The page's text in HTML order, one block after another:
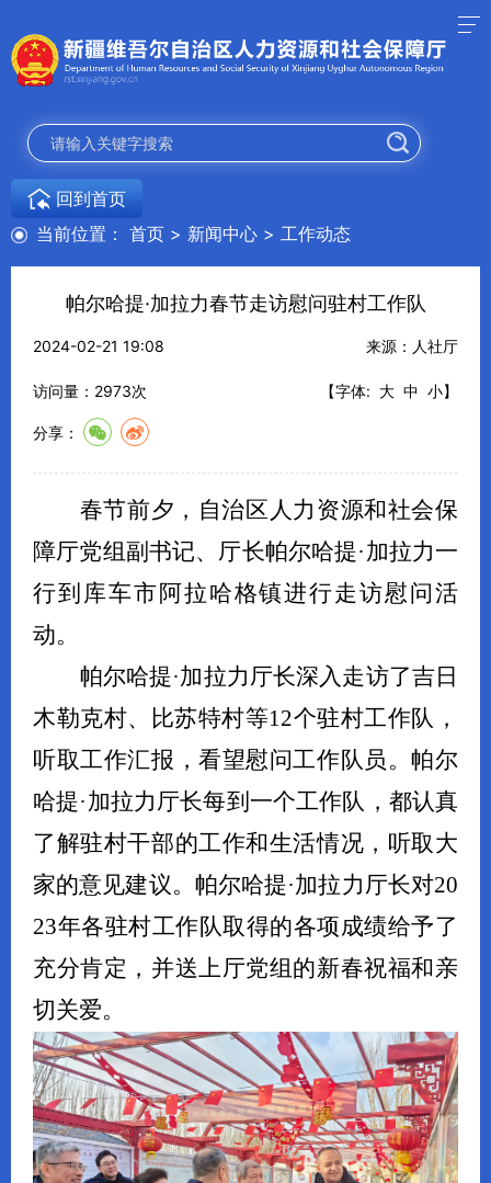
当前位置： 首页 > 新闻中心 > 工作动态
回到首页
帕尔哈提·加拉力春节走访慰问驻村工作队
2024-02-21 19:08 来源：人社厅
访问量： 2973次 【字体: 大 中 小】
分享：
春节前夕，自治区人力资源和社会保
障厅党组副书记、厅长帕尔哈提·加拉力一
行到库车市阿拉哈格镇进行走访慰问活
动。
帕尔哈提·加拉力厅长深入走访了吉日
木勒克村、比苏特村等12个驻村工作队，
听取工作汇报，看望慰问工作队员。帕尔
哈提·加拉力厅长每到一个工作队，都认真
了解驻村干部的工作和生活情况，听取大
家的意见建议。帕尔哈提·加拉力厅长对20
23年各驻村工作队取得的各项成绩给予了
充分肯定，并送上厅党组的新春祝福和亲
切关爱。